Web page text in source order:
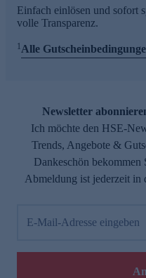
Einfach einlösen und sofort
volle Transparenz.
1Alle
Newsletter
Ich möchte den HSE-
Trends, Angebote &
Dankeschön bekommen
Abmeldung ist jederzeit
E-Mail-Adresse eingeben